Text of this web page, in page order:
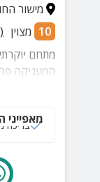
מישור
10 מצוין (
מתחם
המעניקה
לחוויית
בריכה